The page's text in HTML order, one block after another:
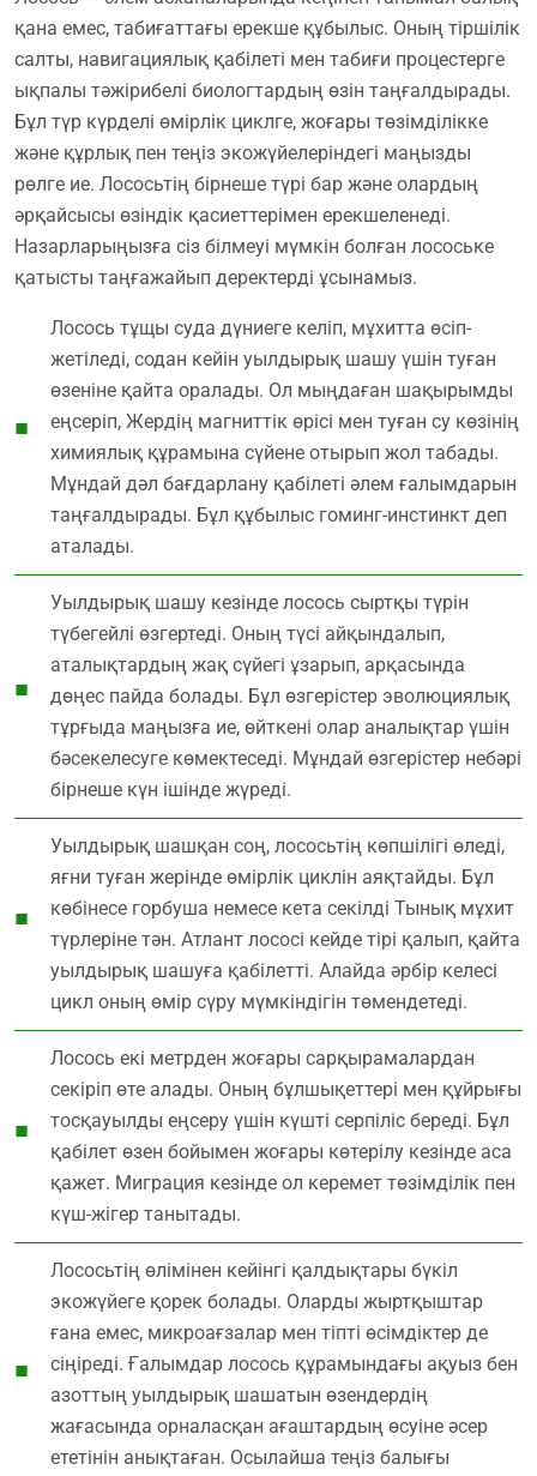
қана емес, табиғаттағы ерекше құбылыс. Оның тіршілік
салты, навигациялық қабілеті мен табиғи процестерге
ықпалы тәжірибелі биологтардың өзін таңғалдырады.
Бұл түр күрделі өмірлік циклге, жоғары төзімділікке
және құрлық пен теңіз экожүйелеріндегі маңызды
рөлге ие. Лососьтің бірнеше түрі бар және олардың
әрқайсысы өзіндік қасиеттерімен ерекшеленеді.
Назарларыңызға сіз білмеуі мүмкін болған лосоське
қатысты таңғажайып деректерді ұсынамыз.
Лосось тұщы суда дүниеге келіп, мұхитта өсіп-
жетіледі, содан кейін уылдырық шашу үшін туған
өзеніне қайта оралады. Ол мыңдаған шақырымды
еңсеріп, Жердің магниттік өрісі мен туған су көзінің
химиялық құрамына сүйене отырып жол табады.
Мұндай дәл бағдарлану қабілеті әлем ғалымдарын
таңғалдырады. Бұл құбылыс гоминг-инстинкт деп
аталады.
Уылдырық шашу кезінде лосось сыртқы түрін
түбегейлі өзгертеді. Оның түсі айқындалып,
аталықтардың жақ сүйегі ұзарып, арқасында
дөңес пайда болады. Бұл өзгерістер эволюциялық
тұрғыда маңызға ие, өйткені олар аналықтар үшін
бәсекелесуге көмектеседі. Мұндай өзгерістер небәрі
бірнеше күн ішінде жүреді.
Уылдырық шашқан соң, лососьтің көпшілігі өледі,
яғни туған жерінде өмірлік циклін аяқтайды. Бұл
көбінесе горбуша немесе кета секілді Тынық мұхит
түрлеріне тән. Атлант лососі кейде тірі қалып, қайта
уылдырық шашуға қабілетті. Алайда әрбір келесі
цикл оның өмір сүру мүмкіндігін төмендетеді.
Лосось екі метрден жоғары сарқырамалардан
секіріп өте алады. Оның бұлшықеттері мен құйрығы
тосқауылды еңсеру үшін күшті серпіліс береді. Бұл
қабілет өзен бойымен жоғары көтерілу кезінде аса
қажет. Миграция кезінде ол керемет төзімділік пен
күш-жігер танытады.
Лососьтің өлімінен кейінгі қалдықтары бүкіл
экожүйеге қорек болады. Оларды жыртқыштар
ғана емес, микроағзалар мен тіпті өсімдіктер де
сіңіреді. Ғалымдар лосось құрамындағы ақуыз бен
азоттың уылдырық шашатын өзендердің
жағасында орналасқан ағаштардың өсуіне әсер
ететінін анықтаған. Осылайша теңіз балығы